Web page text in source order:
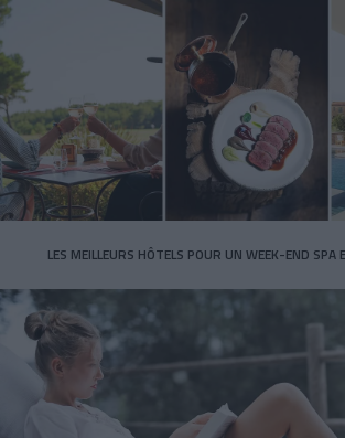
LES MEILLEURS HÔTELS POUR UN WEEK-END SPA